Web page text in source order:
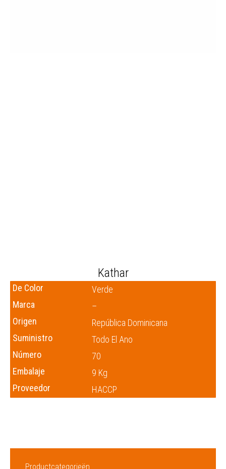
Kathar
De Color
Verde
Marca
–
Origen
República Dominicana
Suministro
Todo El Ano
Número
70
Embalaje
9 Kg
Proveedor
HACCP
Productcategorieën